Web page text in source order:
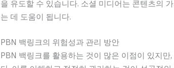
을 유도할 수 있습니다. 소셜 미디어는 콘텐츠의
는 데 도움이 됩니다.
PBN 백링크의 위험성과 관리 방안
PBN 백링크를 활용하는 것이 많은 이점이 있지